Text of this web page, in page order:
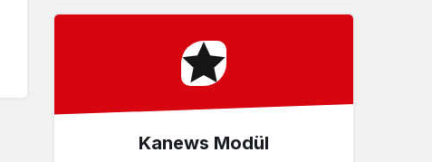
Kanews Modül